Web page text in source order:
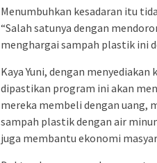
Menumbuhkan kesadaran itu
“Salah satunya dengan
menghargai sampah plastik ini
Kaya Yuni, dengan
dipastikan program ini akan
mereka membeli dengan uang,
sampah plastik dengan air
juga membantu ekonomi